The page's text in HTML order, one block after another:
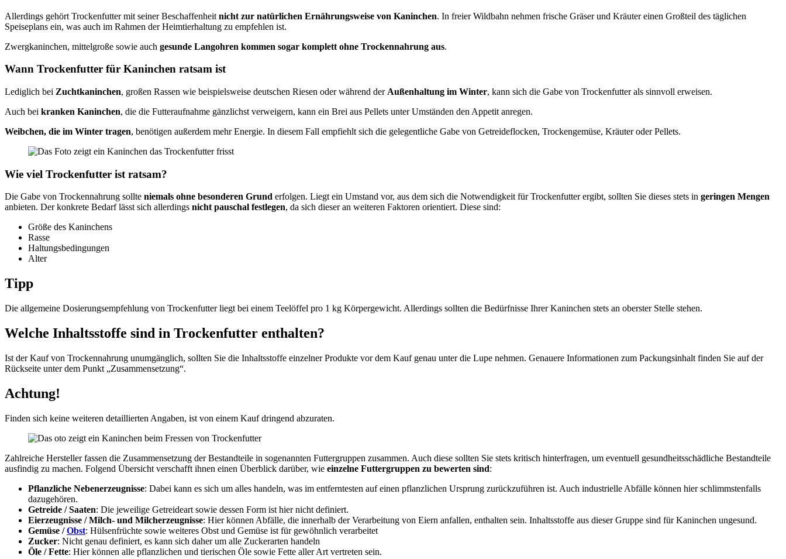
Allerdings gehört Trockenfutter mit seiner Beschaffenheit nicht zur natürlichen Ernährungsweise von Kaninchen. In freier Wildbahn nehmen frische Gräser und Kräuter einen Großteil des täglichen
Speiseplans ein, was auch im Rahmen der Heimtierhaltung zu empfehlen ist.
Zwergkaninchen, mittelgroße sowie auch gesunde Langohren kommen sogar komplett ohne Trockennahrung aus.
Wann Trockenfutter für Kaninchen ratsam ist
Lediglich bei Zuchtkaninchen, großen Rassen wie beispielsweise deutschen Riesen oder während der Außenhaltung im Winter, kann sich die Gabe von Trockenfutter als sinnvoll erweisen.
Auch bei kranken Kaninchen, die die Futteraufnahme gänzlichst verweigern, kann ein Brei aus Pellets unter Umständen den Appetit anregen.
Weibchen, die im Winter tragen, benötigen außerdem mehr Energie. In diesem Fall empfiehlt sich die gelegentliche Gabe von Getreideflocken, Trockengemüse, Kräuter oder Pellets.
Wie viel Trockenfutter ist ratsam?
Die Gabe von Trockennahrung sollte niemals ohne besonderen Grund erfolgen. Liegt ein Umstand vor, aus dem sich die Notwendigkeit für Trockenfutter ergibt, sollten Sie dieses stets in geringen Mengen
anbieten. Der konkrete Bedarf lässt sich allerdings nicht pauschal festlegen, da sich dieser an weiteren Faktoren orientiert. Diese sind:
Größe des Kaninchens
Rasse
Haltungsbedingungen
Alter
Tipp
Die allgemeine Dosierungsempfehlung von Trockenfutter liegt bei einem Teelöffel pro 1 kg Körpergewicht. Allerdings sollten die Bedürfnisse Ihrer Kaninchen stets an oberster Stelle stehen.
Welche Inhaltsstoffe sind in Trockenfutter enthalten?
Ist der Kauf von Trockennahrung unumgänglich, sollten Sie die Inhaltsstoffe einzelner Produkte vor dem Kauf genau unter die Lupe nehmen. Genauere Informationen zum Packungsinhalt finden Sie auf der
Rückseite unter dem Punkt „Zusammensetzung“.
Achtung!
Finden sich keine weiteren detaillierten Angaben, ist von einem Kauf dringend abzuraten.
Zahlreiche Hersteller fassen die Zusammensetzung der Bestandteile in sogenannten Futtergruppen zusammen. Auch diese sollten Sie stets kritisch hinterfragen, um eventuell gesundheitsschädliche Bestandteile
ausfindig zu machen. Folgend Übersicht verschafft ihnen einen Überblick darüber, wie einzelne Futtergruppen zu bewerten sind:
Pflanzliche Nebenerzeugnisse: Dabei kann es sich um alles handeln, was im entferntesten auf einen pflanzlichen Ursprung zurückzuführen ist. Auch industrielle Abfälle können hier schlimmstenfalls
dazugehören.
Getreide / Saaten: Die jeweilige Getreideart sowie dessen Form ist hier nicht definiert.
Eierzeugnisse / Milch- und Milcherzeugnisse: Hier können Abfälle, die innerhalb der Verarbeitung von Eiern anfallen, enthalten sein. Inhaltsstoffe aus dieser Gruppe sind für Kaninchen ungesund.
Gemüse /Obst: Hülsenfrüchte sowie weiteres Obst und Gemüse ist für gewöhnlich verarbeitet
Zucker: Nicht genau definiert, es kann sich daher um alle Zuckerarten handeln
Öle / Fette: Hier können alle pflanzlichen und tierischen Öle sowie Fette aller Art vertreten sein.